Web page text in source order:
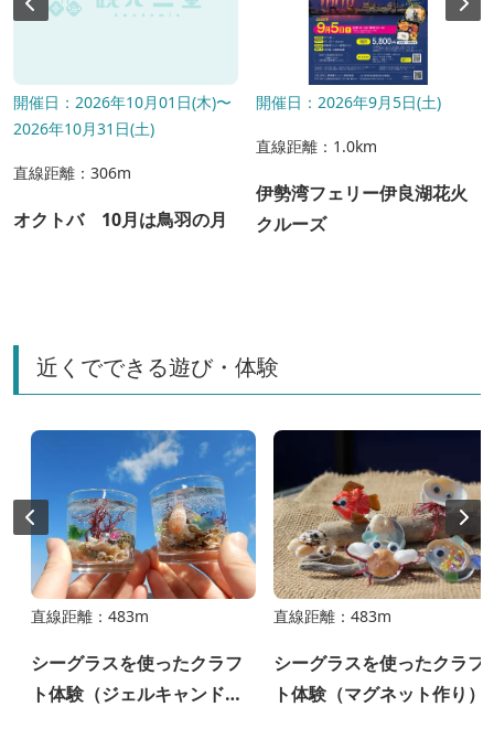
開催日：2026年10月01日(木)〜
2026年10月31日(土)
直線距離：306m
オクトバ 10月は鳥羽の月
開催日：2026年9月5日(土)
直線距離：1.0km
伊勢湾フェリー伊良湖花火
クルーズ
近くでできる遊び・体験
直線距離：483m
シーグラスを使ったクラフ
ト体験（ジェルキャンドル
直線距離：483m
シーグラスを使ったクラフ
ト体験（マグネット作り）